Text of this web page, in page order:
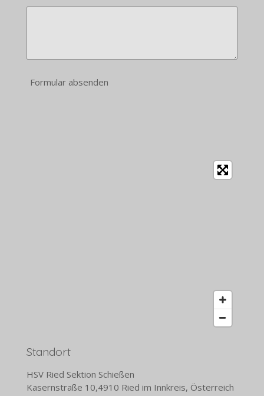
Formular absenden
Standort
HSV Ried Sektion Schießen
Kasernstraße 10,4910 Ried im Innkreis, Österreich